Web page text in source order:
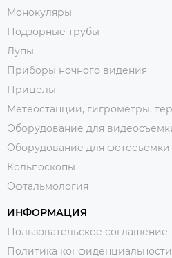
Монокуляры
Подзорные трубы
Лупы
Приборы ночного видения
Прицелы
Метеостанции, гигрометры,
Оборудование для
Оборудование для фотосъемки
Кольпоскопы
Офтальмология
ИНФОРМАЦИЯ
Пользовательское соглашение
Политика конфиденциальности